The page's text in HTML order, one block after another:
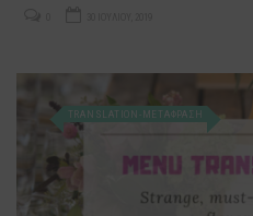
TRANSLATION-ΜΕΤΆΦΡΑΣΗ